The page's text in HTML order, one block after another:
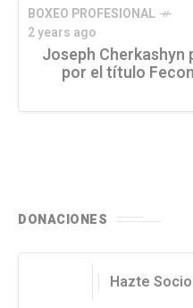
BOXEO PROFESIONAL
2 years ago
Joseph Cherkashyn
por el título
DONACIONES
Hazte Socio